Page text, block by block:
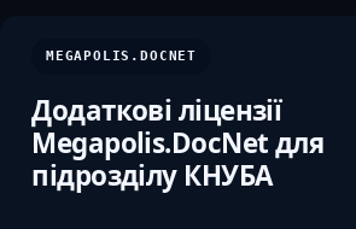
MEGAPOLIS.DOCNET
Додаткові ліцензії
Megapolis.DocNet для
підрозділу КНУБА